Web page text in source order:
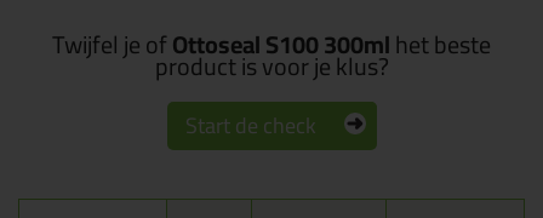
Twijfel je ofOttoseal S100 300mlhet beste
product is voor je klus?
Start de check